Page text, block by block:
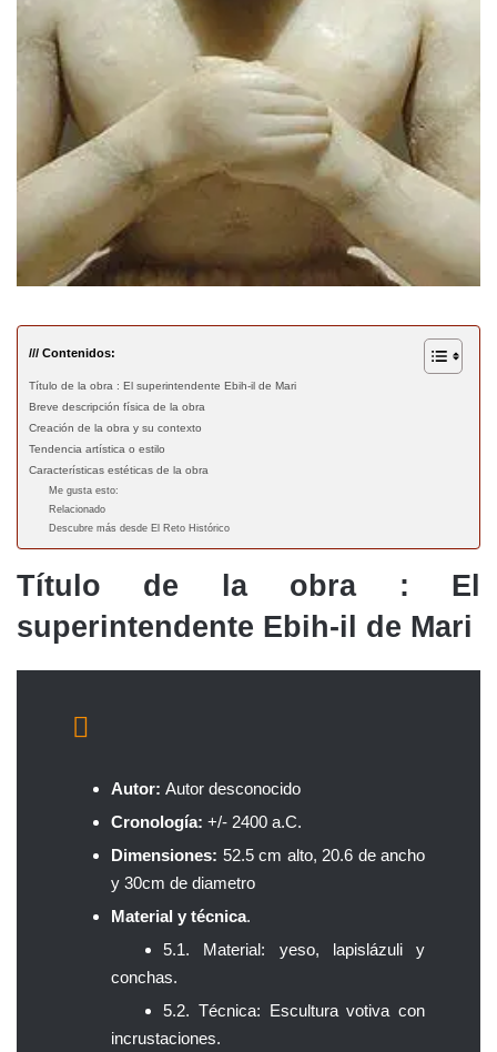
/// Contenidos:
Título de la obra : El superintendente Ebih-il de Mari
Breve descripción física de la obra
Creación de la obra y su contexto
Tendencia artística o estilo
Características estéticas de la obra
Me gusta esto:
Relacionado
Descubre más desde El Reto Histórico
Título de la obra : El
superintendente Ebih-il de Mari
Autor: Autor desconocido
Cronología: +/- 2400 a.C.
Dimensiones: 52.5 cm alto, 20.6 de ancho
y 30cm de diametro
Material y técnica.
5.1. Material: yeso, lapislázuli y
conchas.
5.2. Técnica: Escultura votiva con
incrustaciones.